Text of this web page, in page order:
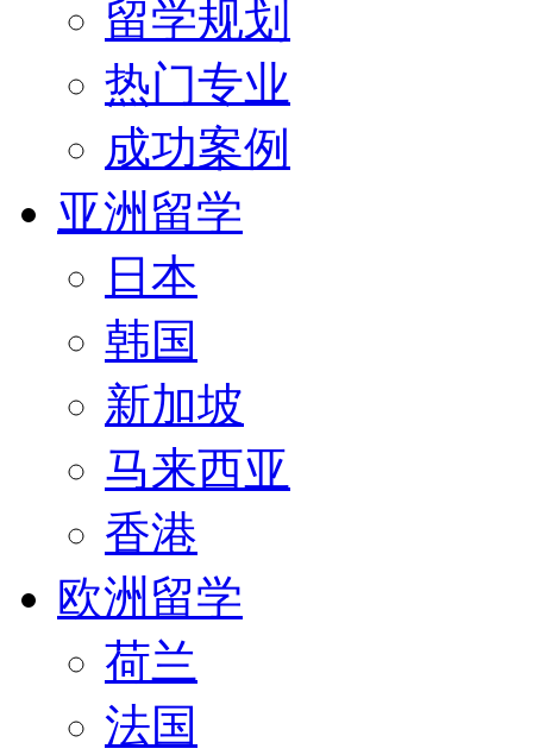
留学规划
热门专业
成功案例
亚洲留学
日本
韩国
新加坡
马来西亚
香港
欧洲留学
荷兰
法国